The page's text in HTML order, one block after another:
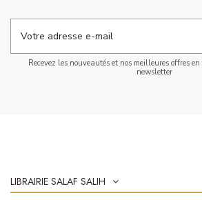
Recevez les nouveautés et nos meilleures offres
newsletter
LIBRAIRIE SALAF SALIH